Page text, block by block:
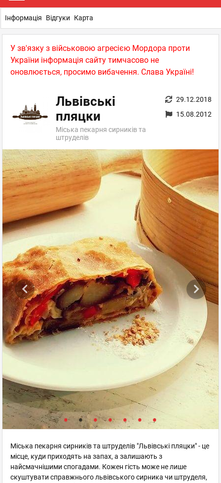
У зв'язку з військовою агресією Мордора проти
України інформація сайту тимчасово не
оновлюється, просимо вибачення. Слава Україні!
Львівські
пляцки
Міська пекарня сирників та
штруделів
29.12.2018
15.08.2012
Міська пекарня сирників та штруделів "Львівські пляцки" - це
місце, куди приходять на запах, а залишають з
найсмачнішими спогадами. Кожен гість може не лише
скуштувати справжнього львівського сирника чи штруделя,
Інформація Відгуки Карта